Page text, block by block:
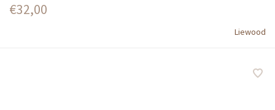
€32,00
Liewood